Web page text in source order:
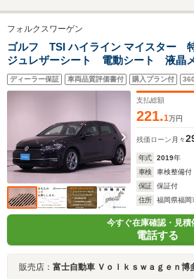
ウ/キーレスエントリ
ー/パワーステアリン
グ/盗難防止システム
フォルクスワーゲン
ゴルフ TSI ハイライン マイスター
ジュレザーシート 電動シート 液晶
カメラ 認定中古車保証付き 純正ナ
ディーラー保証 車両品質評価書付 購入プラン付
支払総額
221.1万円
残価ローン 月々
年式 2019年
車検
車検整備付
保証
保証付
住所
福岡県福岡
今すぐ在庫確認・見積
電話する
販売店： 富士自動車 Ｖｏｌｋｓｗａｇｅｎ博